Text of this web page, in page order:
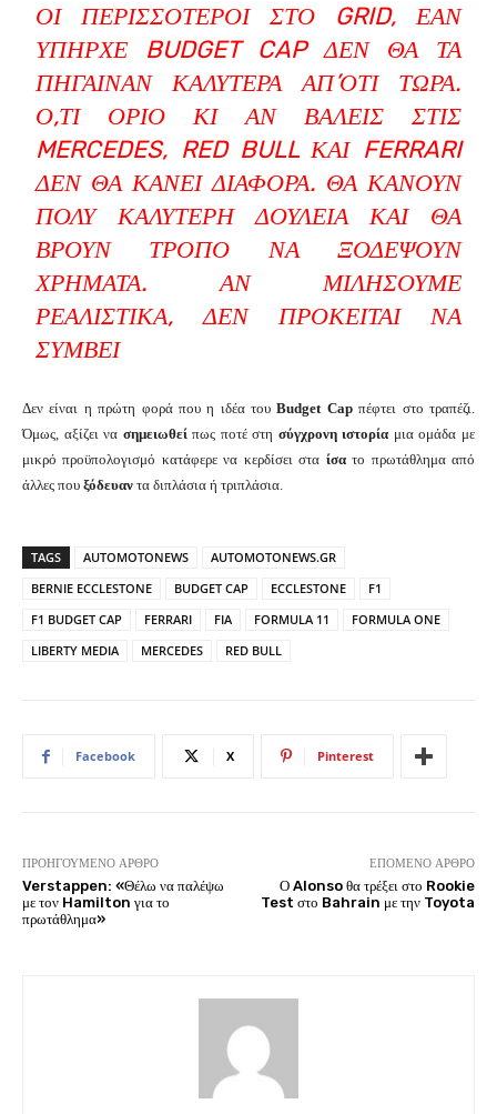
ΟΙ ΠΕΡΙΣΣΌΤΕΡΟΙ ΣΤΟ GRID, ΕΆΝ
ΥΠΉΡΧΕ BUDGET CAP ΔΕΝ ΘΑ ΤΑ
ΠΉΓΑΙΝΑΝ ΚΑΛΎΤΕΡΑ ΑΠ’ΌΤΙ ΤΏΡΑ.
Ό,ΤΙ ΌΡΙΟ ΚΙ ΑΝ ΒΆΛΕΙΣ ΣΤΙΣ
MERCEDES, RED BULL ΚΑΙ FERRARI
ΔΕΝ ΘΑ ΚΆΝΕΙ ΔΙΑΦΟΡΆ. ΘΑ ΚΆΝΟΥΝ
ΠΟΛΎ ΚΑΛΎΤΕΡΗ ΔΟΥΛΕΙΆ ΚΑΙ ΘΑ
ΒΡΟΥΝ ΤΡΌΠΟ ΝΑ ΞΟΔΈΨΟΥΝ
ΧΡΉΜΑΤΑ. ΑΝ ΜΙΛΉΣΟΥΜΕ
ΡΕΑΛΙΣΤΙΚΆ, ΔΕΝ ΠΡΌΚΕΙΤΑΙ ΝΑ
ΣΥΜΒΕΊ
Δεν είναι η πρώτη φορά που η ιδέα τουBudget Capπέφτει στο τραπέζι.
Όμως, αξίζει να σημειωθείπως ποτέ στη σύγχρονη ιστορία μια ομάδα με
μικρό προϋπολογισμό κατάφερε να κερδίσει στα ίσατο πρωτάθλημα από
άλλες που ξόδευαν τα διπλάσια ή τριπλάσια.
TAGS AUTOMOTONEWS
AUTOMOTONEWS.GR
BERNIE ECCLESTONE
BUDGET CAP ECCLESTONE
F1
F1 BUDGET CAP
FERRARI FIA FORMULA 11
FORMULA ONE
LIBERTY MEDIA
MERCEDES RED BULL
Facebook X Pinterest
ΠΡΟΗΓΟΎΜΕΝΟ ΆΡΘΡΟ
Verstappen: «Θέλω να παλέψω
με τον Hamilton για το
πρωτάθλημα»
ΕΠΌΜΕΝΟ ΆΡΘΡΟ
Ο Alonso θα τρέξει στο Rookie
Test στο Bahrain με την Toyota